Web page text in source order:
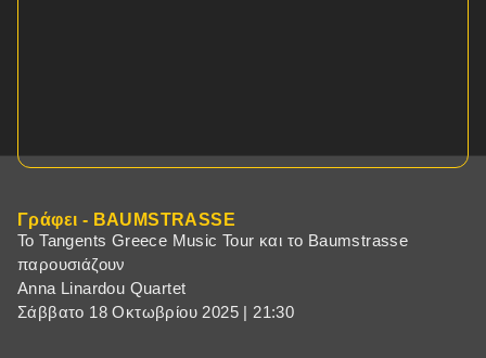
Γράφει - BAUMSTRASSE
Το Tangents Greece Music Tour και το Baumstrasse
παρουσιάζουν
Anna Linardou Quartet
Σάββατο 18 Οκτωβρίου 2025 | 21:30